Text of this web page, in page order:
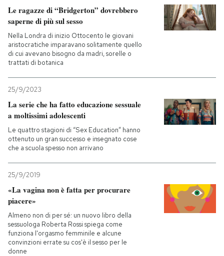
SHOP
CALENDARIO
AREA PERSONALE
Entra
Le ragazze di “Bridgerton” dovrebbero
saperne di più sul sesso
Nella Londra di inizio Ottocento le giovani
aristocratiche imparavano solitamente quello
di cui avevano bisogno da madri, sorelle o
trattati di botanica
25/9/2023
La serie che ha fatto educazione sessuale
a moltissimi adolescenti
Le quattro stagioni di “Sex Education” hanno
ottenuto un gran successo e insegnato cose
che a scuola spesso non arrivano
25/9/2019
«La vagina non è fatta per procurare
piacere»
Almeno non di per sé: un nuovo libro della
sessuologa Roberta Rossi spiega come
funziona l'orgasmo femminile e alcune
convinzioni errate su cos'è il sesso per le
donne